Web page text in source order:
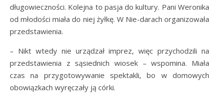
długowieczności. Kolejna to pasja do kultury. Pani Weronika
od młodości miała do niej żyłkę. W Nie-darach organizowała
przedstawienia.
– Nikt wtedy nie urządzał imprez, więc przychodzili na
przedstawienia z sąsiednich wiosek – wspomina. Miała
czas na przygotowywanie spektakli, bo w domowych
obowiązkach wyręczały ją córki.